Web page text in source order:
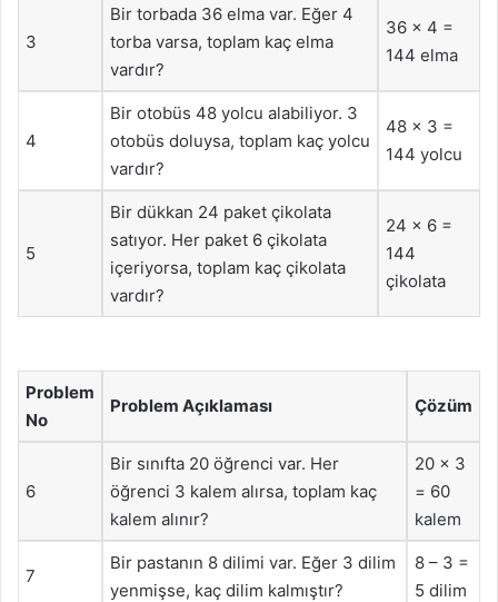
3
Bir torbada 36 elma var. Eğer 4
torba varsa, toplam kaç elma
vardır?
36 x 4 =
144 elma
4
Bir otobüs 48 yolcu alabiliyor. 3
otobüs doluysa, toplam kaç yolcu
vardır?
48 x 3 =
144 yolcu
5
Bir dükkan 24 paket çikolata
satıyor. Her paket 6 çikolata
içeriyorsa, toplam kaç çikolata
vardır?
24 x 6 =
144
çikolata
Problem
No
Problem Açıklaması Çözüm
6
Bir sınıfta 20 öğrenci var. Her
öğrenci 3 kalem alırsa, toplam kaç
kalem alınır?
20 x 3
= 60
kalem
7
Bir pastanın 8 dilimi var. Eğer 3 dilim
yenmişse, kaç dilim kalmıştır?
8 – 3 =
5 dilim